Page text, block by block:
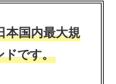
本国内最大規
ドです。